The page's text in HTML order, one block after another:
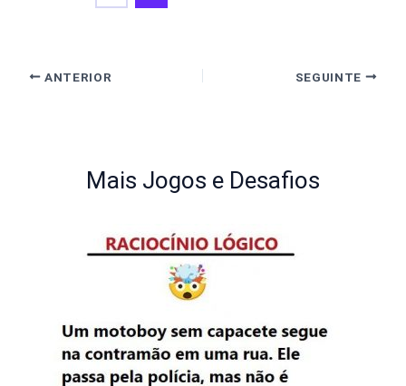
ANTERIOR SEGUINTE
Mais Jogos e Desafios